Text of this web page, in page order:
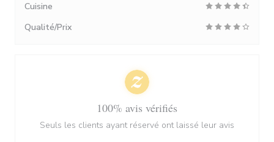
Cuisine
Qualité/Prix
100% avis vérifiés
Seuls les clients ayant réservé ont laissé leur avis